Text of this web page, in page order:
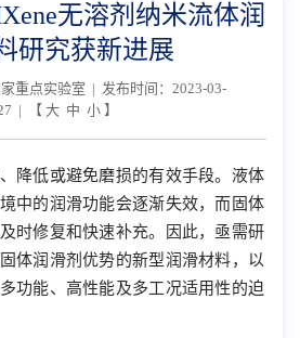
无溶剂纳米流体润
研究获新进展
重点实验室 | 发布时间：2023-03-
| 【 大 中 小 】
低或避免磨损的有效手段。液体
中的润滑功能会逐渐失效，而固体
时修复和快速补充。因此，亟需研
体润滑剂优势的新型润滑材料，以
功能、高性能及多工况适用性的迫